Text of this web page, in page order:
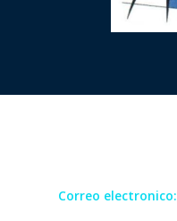
Correo electronico: